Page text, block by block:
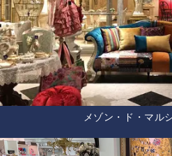
メゾン・ド・マル